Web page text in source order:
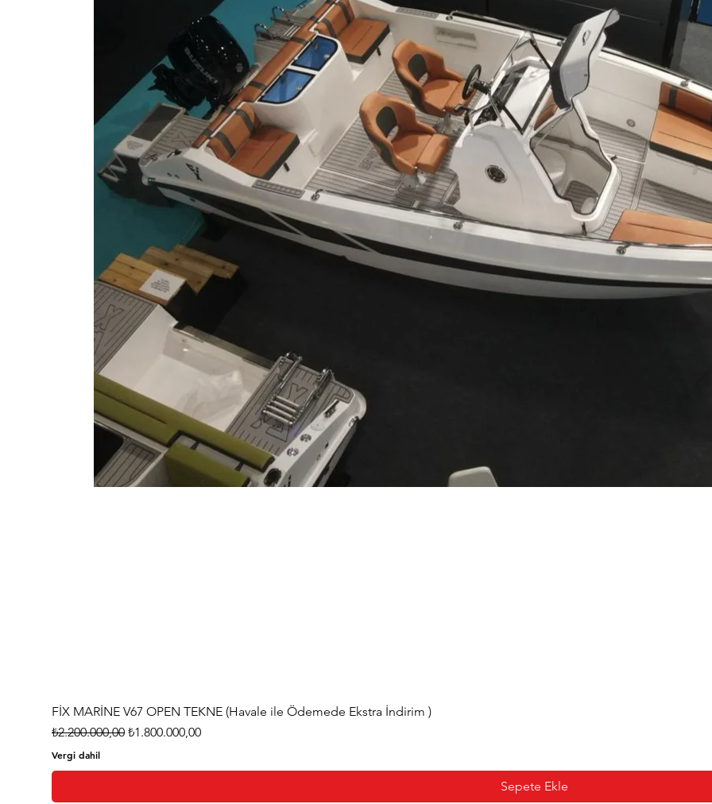
FİX MARİNE V67 OPEN TEKNE (Havale ile Ödemede Ekstra İndirim )
Normal Fiyat
₺2.200.000,00 İndirimli Fiyat
₺1.800.000,00
Vergi dahil
Sepete Ekle